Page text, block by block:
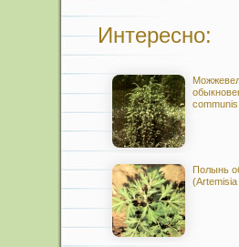
Интересно:
Полынь